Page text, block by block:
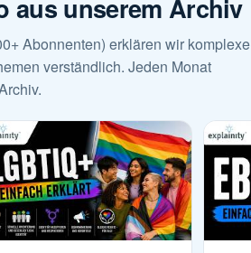
aus unserem Archiv
Abonnenten) erklären wir komplexe
verständlich. Jeden Monat